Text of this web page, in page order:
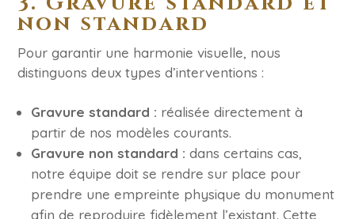
non standard
Pour garantir une harmonie visuelle, nous
distinguons deux types d’interventions :
Gravure standard : réalisée directement à
partir de nos modèles courants.
Gravure non standard : dans certains cas,
notre équipe doit se rendre sur place pour
prendre une empreinte physique du monument
afin de reproduire fidèlement l’existant. Cette